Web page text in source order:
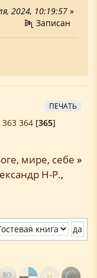
2024, 10:19:57 »
Записан
ПЕЧАТЬ
363 364[365]
мире, себе »
Н-Р.,